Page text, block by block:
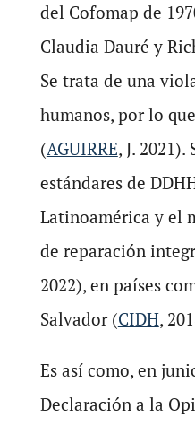
del Cofomap de
Claudia Dauré y
Se trata de una
humanos, por lo
(AGUIRRE, J.
estándares de
Latinoamérica y el
de reparación
2022), en países
Salvador (CIDH,
Es así como, en
Declaración a la